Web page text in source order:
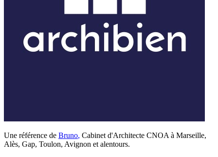
Une référence de Bruno, Cabinet d'Architecte CNOA à Marseille,
Alès, Gap, Toulon, Avignon et alentours.